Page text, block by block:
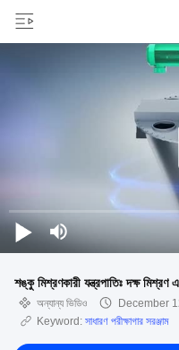
শঙ্কু মিশ্রণকারী যন্ত্রপাতিঃ দক্ষ মিশ্রণ
অন্যান্য ভিডিও
December
Keyword: সাধারণ পরীক্ষাগার সরঞ্জাম